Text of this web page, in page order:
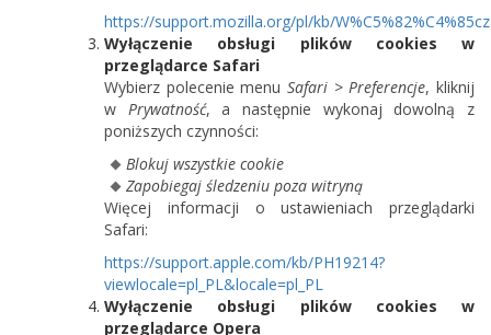
https://support.mozilla.org/pl/kb/
Wyłączenie obsługi plików cookies w
przeglądarce Safari
Wybierz polecenie menu Safari > Preferencje, kliknij
w Prywatność, a następnie wykonaj dowolną z
poniższych czynności:
Blokuj wszystkie cookie
Zapobiegaj śledzeniu poza witryną
Więcej informacji o ustawieniach przeglądarki
Safari:
https://support.apple.com/kb/PH19214?
viewlocale=pl_PL&locale=pl_PL
Wyłączenie obsługi plików cookies w
przeglądarce Opera